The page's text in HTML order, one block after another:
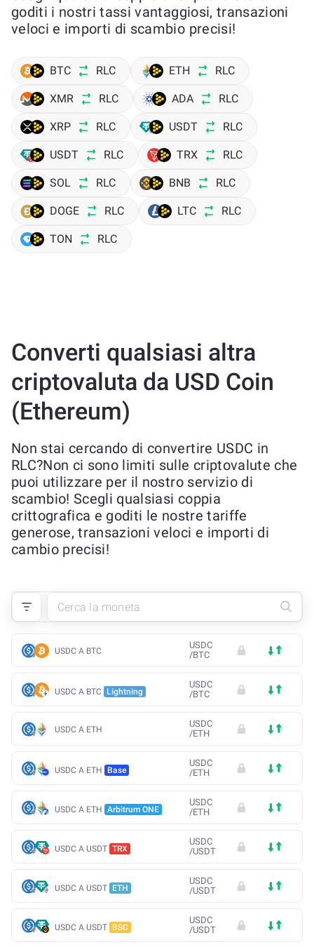
goditi i nostri tassi vantaggiosi, transazioni
veloci e importi di scambio precisi!
BTC RLC ETH RLC
XMR RLC ADA RLC
XRP RLC USDT RLC
USDT RLC TRX RLC
SOL RLC BNB RLC
DOGE RLC LTC RLC
TON RLC
Converti qualsiasi altra
criptovaluta da USD Coin
(Ethereum)
Non stai cercando di convertire USDC in
RLC?Non ci sono limiti sulle criptovalute che
puoi utilizzare per il nostro servizio di
scambio! Scegli qualsiasi coppia
crittografica e goditi le nostre tariffe
generose, transazioni veloci e importi di
cambio precisi!
USDC A BTC
USDC
/BTC
USDC A BTC Lightning
USDC
/BTC
USDC A ETH
USDC
/ETH
USDC A ETH Base
USDC
/ETH
USDC A ETH Arbitrum ONE
USDC
/ETH
USDC A USDT TRX
USDC
/USDT
USDC A USDT ETH
USDC
/USDT
USDC A USDT BSC
USDC
/USDT